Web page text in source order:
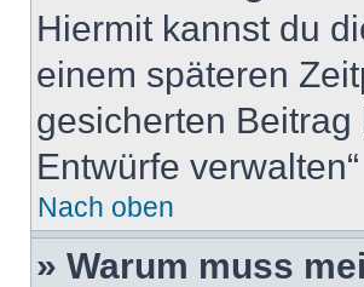
Hiermit kannst du
einem späteren
gesicherten Beitrag
Entwürfe
Nach oben
» Warum muss